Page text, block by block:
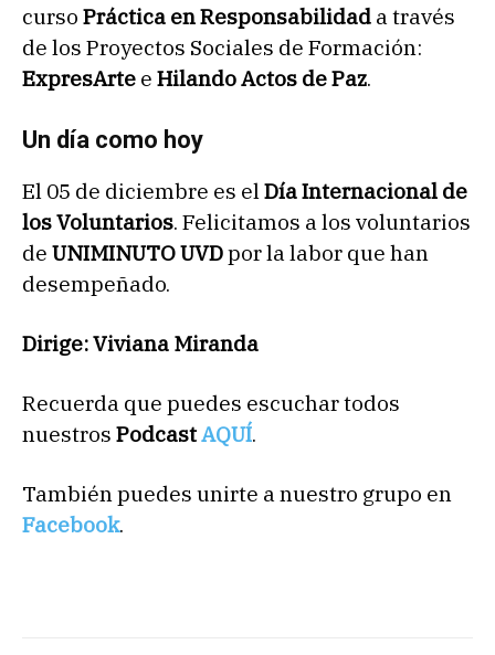
curso Práctica en Responsabilidad a través
de los Proyectos Sociales de Formación:
ExpresArte e Hilando Actos de Paz.
Un día como hoy
El 05 de diciembre es el Día Internacional de
los Voluntarios. Felicitamos a los voluntarios
de UNIMINUTO UVDpor la labor que han
desempeñado.
Dirige: Viviana Miranda
Recuerda que puedes escuchar todos
nuestros PodcastAQUÍ.
También puedes unirte a nuestro grupo en
Facebook.